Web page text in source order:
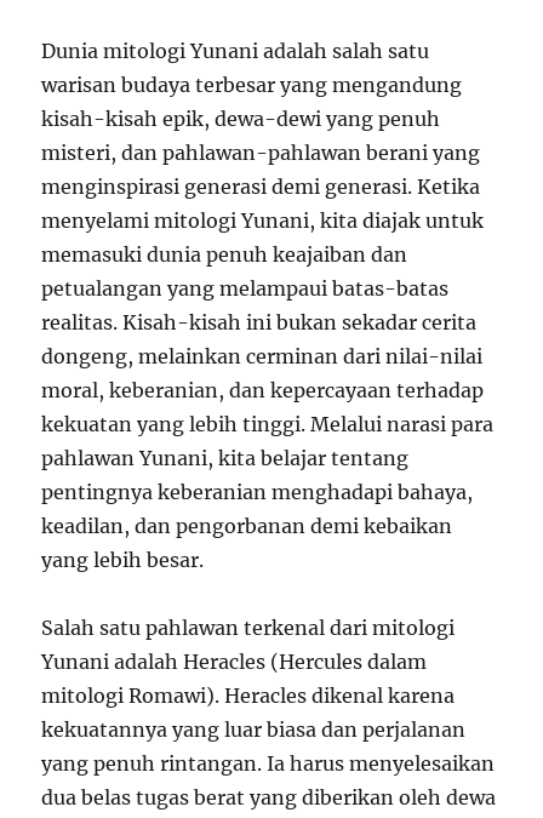
Dunia mitologi Yunani adalah salah satu
warisan budaya terbesar yang mengandung
kisah-kisah epik, dewa-dewi yang penuh
misteri, dan pahlawan-pahlawan berani yang
menginspirasi generasi demi generasi. Ketika
menyelami mitologi Yunani, kita diajak untuk
memasuki dunia penuh keajaiban dan
petualangan yang melampaui batas-batas
realitas. Kisah-kisah ini bukan sekadar cerita
dongeng, melainkan cerminan dari nilai-nilai
moral, keberanian, dan kepercayaan terhadap
kekuatan yang lebih tinggi. Melalui narasi para
pahlawan Yunani, kita belajar tentang
pentingnya keberanian menghadapi bahaya,
keadilan, dan pengorbanan demi kebaikan
yang lebih besar.
Salah satu pahlawan terkenal dari mitologi
Yunani adalah Heracles (Hercules dalam
mitologi Romawi). Heracles dikenal karena
kekuatannya yang luar biasa dan perjalanan
yang penuh rintangan. Ia harus menyelesaikan
dua belas tugas berat yang diberikan oleh dewa